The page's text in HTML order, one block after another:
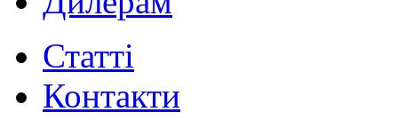
Статті
Контакти